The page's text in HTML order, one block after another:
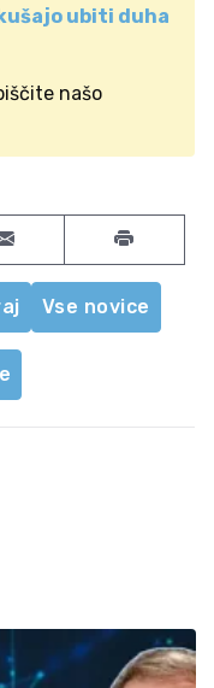
ubiti duha
našo
Share by email
Vse novice